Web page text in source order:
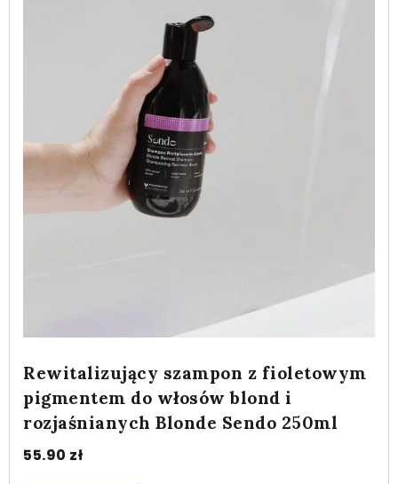
Rewitalizujący szampon z fioletowym
pigmentem do włosów blond i
rozjaśnianych Blonde Sendo 250ml
55.90 zł